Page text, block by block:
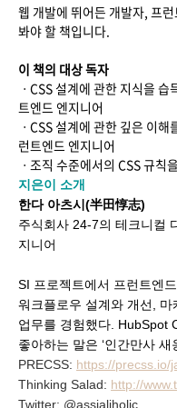
웹 개발에 뛰어든 개발자, 프
봐야 할 책입니다.
이 책의 대상 독자
ㆍCSS 설계에 관한 지식을
트엔드 엔지니어
ㆍCSS 설계에 관한 깊은 이
런트엔드 엔지니어
ㆍ조직 수준에서의 CSS 규칙
지은이 소개
한다 아츠시(半田惇志)
주식회사 24-7의 테크니컬
지니어
SI 프로젝트에서 프런트엔
워크플로우 설계와 개선,
업무를 경험했다. HubSpot
좋아하는 말은 ‘인간만사 새
PRECSS: https://precss.io/
Thinking Salad: http://
Twitter: @assialiholic